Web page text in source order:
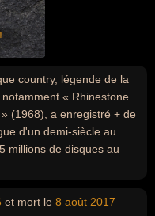
country, légende de la
« Rhinestone
(1968), a enregistré + de
d'un demi-siècle au
millions de disques au
et mort le 8 août 2017